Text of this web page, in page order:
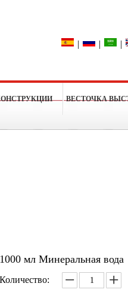
| | |
ВЕСТОЧКА
1000 мл Минеральная вода
Количество: